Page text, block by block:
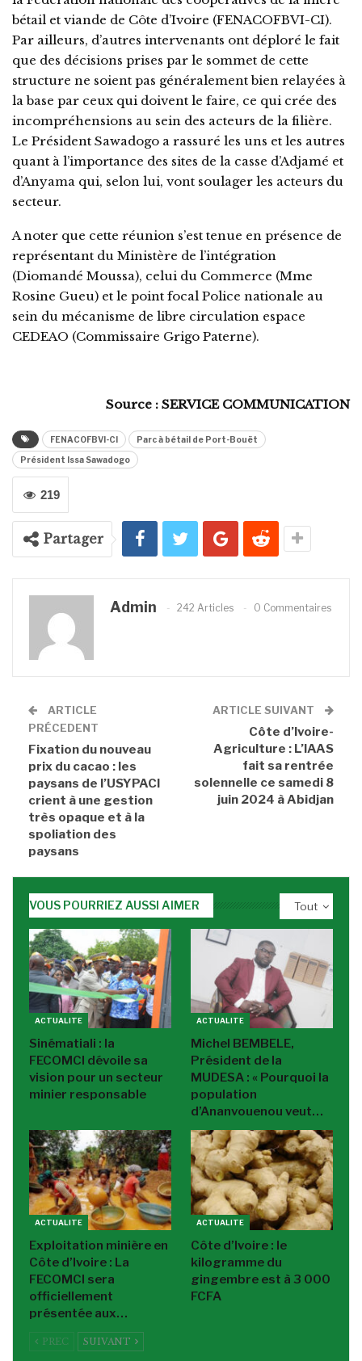
bétail et viande de Côte d’Ivoire (FENACOFBVI-CI).
Par ailleurs, d’autres intervenants ont déploré le fait
que des décisions prises par le sommet de cette
structure ne soient pas généralement bien relayées à
la base par ceux qui doivent le faire, ce qui crée des
incompréhensions au sein des acteurs de la filière.
Le Président Sawadogo a rassuré les uns et les autres
quant à l’importance des sites de la casse d’Adjamé et
d’Anyama qui, selon lui, vont soulager les acteurs du
secteur.
A noter que cette réunion s’est tenue en présence de
représentant du Ministère de l’intégration
(Diomandé Moussa), celui du Commerce (Mme
Rosine Gueu) et le point focal Police nationale au
sein du mécanisme de libre circulation espace
CEDEAO (Commissaire Grigo Paterne).
Source : SERVICE COMMUNICATION
FENACOFBVI-CI Parc à bétail de Port-Bouët
Président Issa Sawadogo
219
Partager
Admin 242 Articles 0 Commentaires
ARTICLE
PRÉCEDENT
Fixation du nouveau
prix du cacao : les
paysans de l’USYPACI
crient à une gestion
très opaque et à la
spoliation des
paysans
ARTICLE SUIVANT
Côte d’Ivoire-
Agriculture : L’IAAS
fait sa rentrée
solennelle ce samedi 8
juin 2024 à Abidjan
Tout
VOUS POURRIEZ AUSSI AIMER
ACTUALITE
Sinématiali : la
FECOMCI dévoile sa
vision pour un secteur
minier responsable
ACTUALITE
Michel BEMBELE,
Président de la
MUDESA : « Pourquoi la
population
d’Ananvouenou veut…
ACTUALITE
Exploitation minière en
Côte d’Ivoire : La
FECOMCI sera
officiellement
présentée aux…
ACTUALITE
Côte d’Ivoire : le
kilogramme du
gingembre est à 3 000
FCFA
PREC SUIVANT